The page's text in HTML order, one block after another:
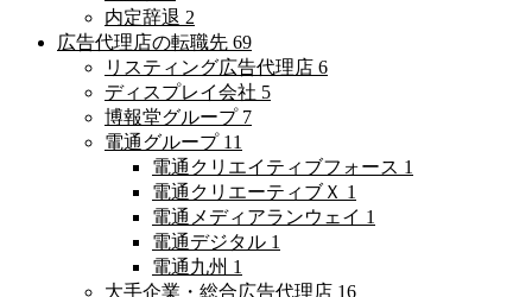
内定辞退 2
広告代理店の転職先 69
リスティング広告代理店 6
ディスプレイ会社 5
博報堂グループ 7
電通グループ 11
電通クリエイティブフォース 1
電通クリエーティブＸ 1
電通メディアランウェイ 1
電通デジタル 1
電通九州 1
大手企業・総合広告代理店 16